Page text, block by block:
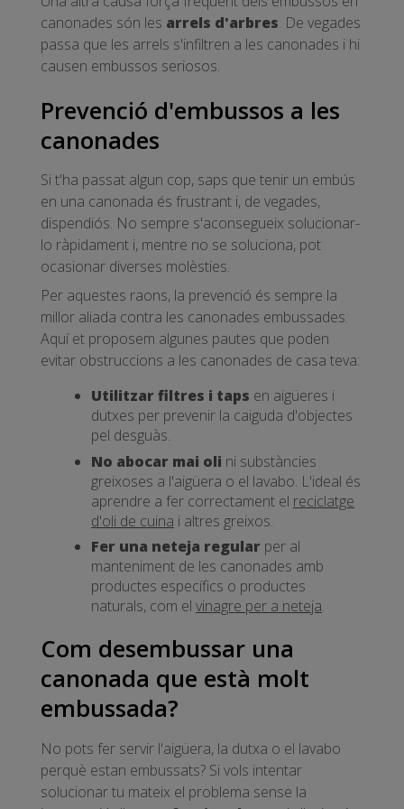
canonades són les arrels d'arbres. De vegades
passa que les arrels s'infiltren a les canonades i hi
causen embussos seriosos.
Prevenció d'embussos a les
canonades
Si t'ha passat algun cop, saps que tenir un embús
en una canonada és frustrant i, de vegades,
dispendiós. No sempre s'aconsegueix solucionar-
lo ràpidament i, mentre no se soluciona, pot
ocasionar diverses molèsties.
Per aquestes raons, la prevenció és sempre la
millor aliada contra les canonades embussades.
Aquí et proposem algunes pautes que poden
evitar obstruccions a les canonades de casa teva:
Utilitzar filtres i taps en aigüeres i
dutxes per prevenir la caiguda d'objectes
pel desguàs.
No abocar mai oli ni substàncies
greixoses a l'aigüera o el lavabo. L'ideal és
aprendre a fer correctament el reciclatge
d'oli de cuina i altres greixos.
Fer una neteja regular per al
manteniment de les canonades amb
productes específics o productes
naturals, com el vinagre per a neteja.
Com desembussar una
canonada que està molt
embussada?
No pots fer servir l'aigüera, la dutxa o el lavabo
perquè estan embussats? Si vols intentar
solucionar tu mateix el problema sense la